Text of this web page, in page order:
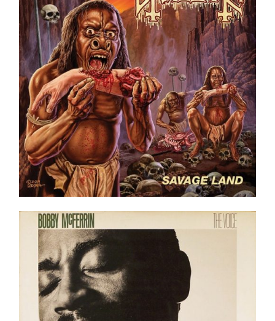
Ajouter au panier Détails
Bobby McFerrin – The Voice LP
Ajouter au panier